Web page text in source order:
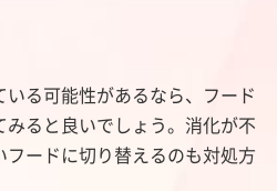
る可能性があるなら、フード
ると良いでしょう。消化が不
ードに切り替えるのも対処方